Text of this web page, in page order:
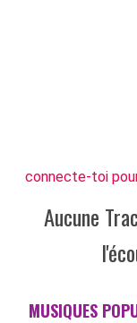
connecte-toi
Aucune
MUSIQUES